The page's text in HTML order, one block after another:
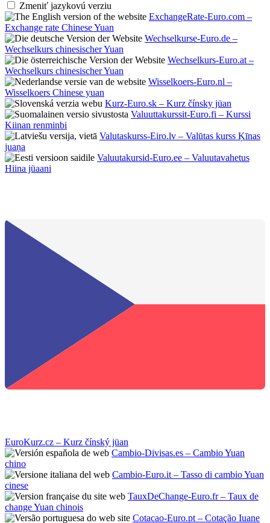
Zmeniť jazykovú verziu
ExchangeRate-Euro.com –
Exchange rate Chinese Yuan
Wechselkurse-Euro.de –
Wechselkurs chinesischer Yuan
Wechselkurs-Euro.at –
Wechselkurs chinesischer Yuan
Wisselkoers-Euro.nl –
Wisselkoers Chinese yuan
Kurz-Euro.sk – Kurz čínsky jüan
Valuuttakurssit-Euro.fi – Kurssi
Kiinan renminbi
Valutaskurss-Eiro.lv – Valūtas kurss Ķīnas
juaņa
Valuutakursid-Euro.ee – Valuutavahetus
Hiina jüaani
EuroKurz.cz – Kurz čínský jüan
Cambio-Divisas.es – Cambio Yuan
chino
Cambio-Euro.it – Tasso di cambio Yuan
cinese
TauxDeChange-Euro.fr – Taux de
change Yuan chinois
Cotacao-Euro.pt – Cotação Iuane